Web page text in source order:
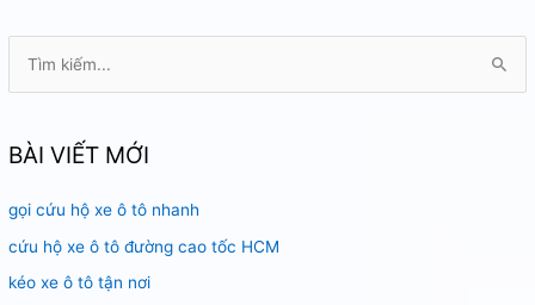
k
ế
m
:
BÀI VIẾT MỚI
gọi cứu hộ xe ô tô nhanh
cứu hộ xe ô tô đường cao tốc HCM
kéo xe ô tô tận nơi
thay
lốp
mới